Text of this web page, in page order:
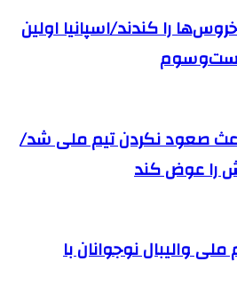
را کندند/اسپانیا اولین
صعود نکردن تیم ملی شد/
را عوض کند
والیبال نوجوانان با